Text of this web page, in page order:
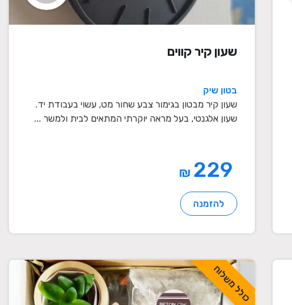
שעון קיר קווים
בטון שיק
שעון קיר מבטון בגימור צבע שחור מט, עשוי בעבודת יד.
שעון אלגנטי, בעל מראה יוקרתי המתאים לבית ולמשר ...
₪
להזמנה
כולל משלוח